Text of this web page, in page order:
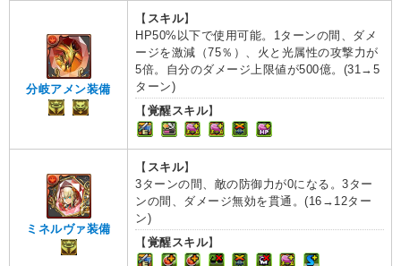
分岐アメン装備
【 スキル】
HP50%以下で使用可能。1ターンの間、ダメ
ージを激減（75％）、火と光属性の攻撃力が
5倍。自分のダメージ上限値が500億。(31→5
ターン)
【覚醒スキル】
ミネルヴァ装備
【 スキル】
3ターンの間、敵の防御力が0になる。3ター
ンの間、ダメージ無効を貫通。(16→12ター
ン)
【覚醒スキル】